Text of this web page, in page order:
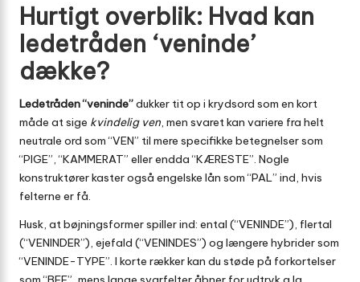
Hurtigt overblik: Hvad kan
ledetråden ‘veninde’
dække?
Ledetråden “veninde”dukker tit op i krydsord som en kort
måde at sige kvindelig ven, men svaret kan variere fra helt
neutrale ord som “VEN” til mere specifikke betegnelser som
“PIGE”, “KAMMERAT” eller endda “KÆRESTE”. Nogle
konstruktører kaster også engelske lån som “PAL” ind, hvis
felterne er få.
Husk, at bøjningsformer spiller ind: ental (“VENINDE”), flertal
(“VENINDER”), ejefald (“VENINDES”) og længere hybrider som
“VENINDE-TYPE”. I korte rækker kan du støde på forkortelser